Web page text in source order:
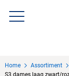
Over Sisa
Home Assortiment